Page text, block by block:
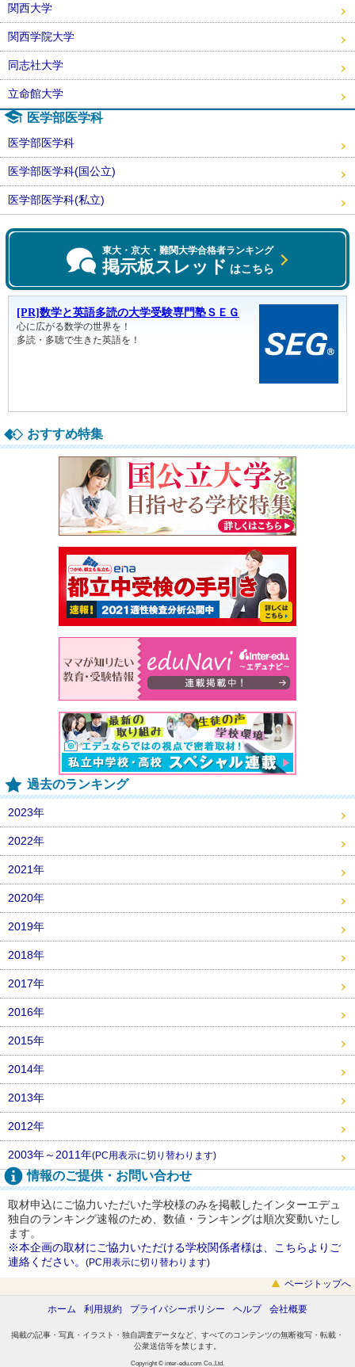
関西大学
関西学院大学
同志社大学
立命館大学
医学部医学科
医学部医学科
医学部医学科(国公立)
医学部医学科(私立)
東大・京大・難関大学合格者ランキング
掲示板スレッド はこちら
おすすめ特集
過去のランキング
2023年
2022年
2021年
2020年
2019年
2018年
2017年
2016年
2015年
2014年
2013年
2012年
2003年～2011年(PC用表示に切り替わります)
情報のご提供・お問い合わせ
取材申込にご協力いただいた学校様のみを掲載したインターエデュ
独自のランキング速報のため、数値・ランキングは順次変動いたし
ます。
※本企画の取材にご協力いただける学校関係者様は、こちらよりご
連絡ください。 (PC用表示に切り替わります)
ページトップへ
ホーム 利用規約 プライバシーポリシー ヘルプ 会社概要
掲載の記事・写真・イラスト・独自調査データなど、すべてのコンテンツの無断複写・転載・
公衆送信等を禁じます。
Copyright © inter-edu.com Co.,Ltd.